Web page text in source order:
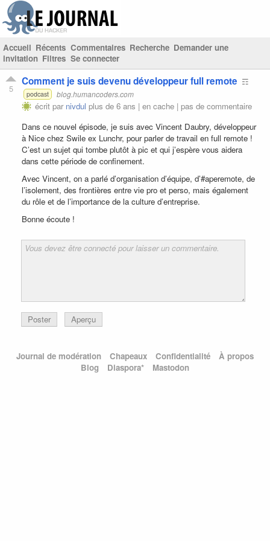
Accueil Récents Commentaires Recherche Demander une
invitation Filtres Se connecter
5
Comment je suis devenu développeur full remote ☶
podcast blog.humancoders.com
écrit par nivdul plus de 6 ans | en cache | pas de commentaire
Dans ce nouvel épisode, je suis avec Vincent Daubry, développeur
à Nice chez Swile ex Lunchr, pour parler de travail en full remote !
C’est un sujet qui tombe plutôt à pic et qui j’espère vous aidera
dans cette période de confinement.
Avec Vincent, on a parlé d’organisation d’équipe, d’#aperemote, de
l’isolement, des frontières entre vie pro et perso, mais également
du rôle et de l’importance de la culture d’entreprise.
Bonne écoute !
Poster Aperçu
Journal de modération Chapeaux Confidentialité
À propos
Blog
Diaspora* Mastodon